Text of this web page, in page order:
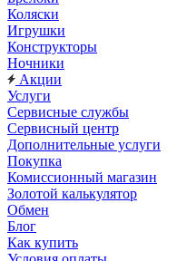
Коляски
Игрушки
Конструкторы
Ночники
Акции
Услуги
Сервисные службы
Сервисный центр
Дополнительные услуги
Покупка
Комиссионный магазин
Золотой калькулятор
Обмен
Блог
Как купить